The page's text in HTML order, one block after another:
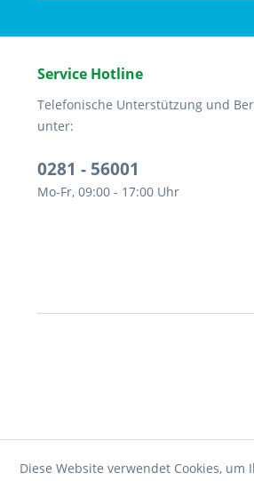
Service Hotline
Telefonische Unterstützung und
unter:
0281 - 56001
Mo-Fr, 09:00 - 17:00 Uhr
Diese Website verwendet Cookies,